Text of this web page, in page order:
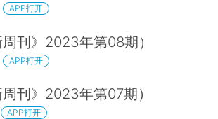
APP打开
刊》2023年第08期）
APP打开
刊》2023年第07期）
APP打开